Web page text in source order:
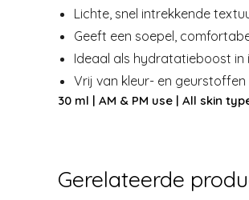
Lichte, snel intrekkende
Geeft een soepel,
Ideaal als hydratatieboost in
Vrij van kleur- en geurstoffen
30 ml | AM & PM use | All skin
Gerelateerde